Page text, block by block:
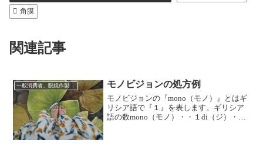
角膜
関連記事
一般消費者、眼鏡作製技能士を志す方に向けて モノビジョンの処方例
モノビジョンの『mono（モノ）』とはギ
リシア語で『１』を表します。ギリシア
語の数mono（モノ）・・１di（ジ）・・